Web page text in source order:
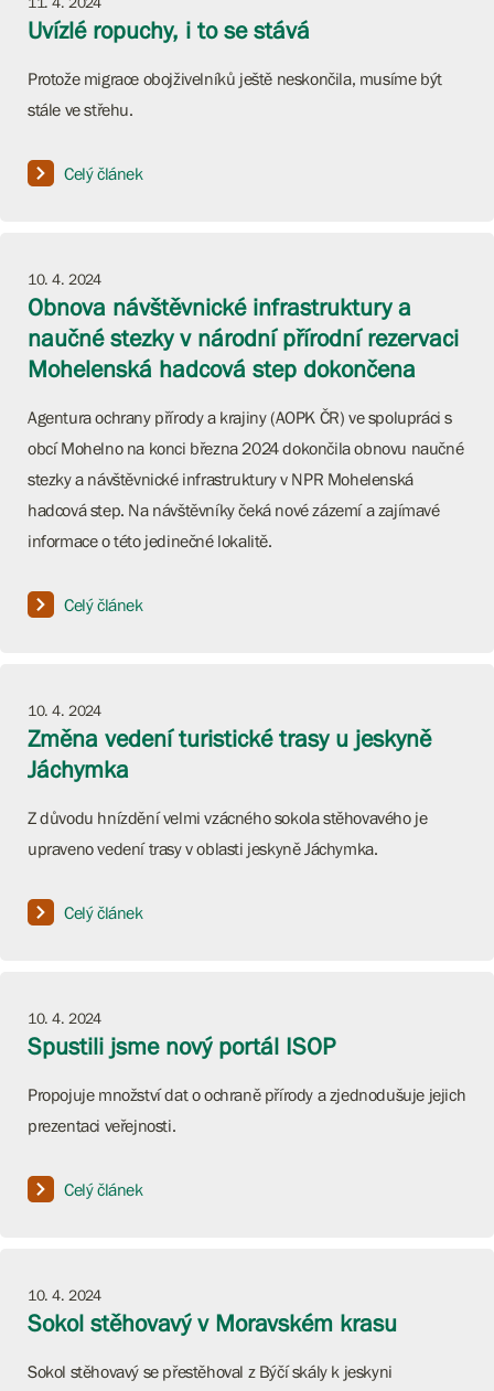
Uvízlé ropuchy, i to se stává
Protože migrace obojživelníků ještě neskončila, musíme být
stále ve střehu.
Celý článek
10. 4. 2024
Obnova návštěvnické infrastruktury a
naučné stezky v národní přírodní rezervaci
Mohelenská hadcová step dokončena
Agentura ochrany přírody a krajiny (AOPK ČR) ve spolupráci s
obcí Mohelno na konci března 2024 dokončila obnovu naučné
stezky a návštěvnické infrastruktury v NPR Mohelenská
hadcová step. Na návštěvníky čeká nové zázemí a zajímavé
informace o této jedinečné lokalitě.
Celý článek
10. 4. 2024
Změna vedení turistické trasy u jeskyně
Jáchymka
Z důvodu hnízdění velmi vzácného sokola stěhovavého je
upraveno vedení trasy v oblasti jeskyně Jáchymka.
Celý článek
10. 4. 2024
Spustili jsme nový portál ISOP
Propojuje množství dat o ochraně přírody a zjednodušuje jejich
prezentaci veřejnosti.
Celý článek
10. 4. 2024
Sokol stěhovavý v Moravském krasu
Sokol stěhovavý se přestěhoval z Býčí skály k jeskyni